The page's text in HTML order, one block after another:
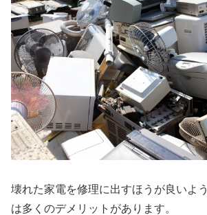
壊れた家電を修理に出すほうが良いよ
は多くのデメリットがあります。